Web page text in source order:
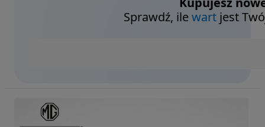
Sprawdź, ilewart jest